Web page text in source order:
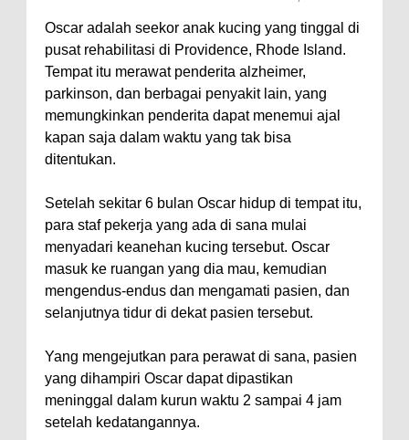
Oscar adalah seekor anak kucing yang tinggal di
pusat rehabilitasi di Providence, Rhode Island.
Tempat itu merawat penderita alzheimer,
parkinson, dan berbagai penyakit lain, yang
memungkinkan penderita dapat menemui ajal
kapan saja dalam waktu yang tak bisa
ditentukan.
Setelah sekitar 6 bulan Oscar hidup di tempat itu,
para staf pekerja yang ada di sana mulai
menyadari keanehan kucing tersebut. Oscar
masuk ke ruangan yang dia mau, kemudian
mengendus-endus dan mengamati pasien, dan
selanjutnya tidur di dekat pasien tersebut.
Yang mengejutkan para perawat di sana, pasien
yang dihampiri Oscar dapat dipastikan
meninggal dalam kurun waktu 2 sampai 4 jam
setelah kedatangannya.